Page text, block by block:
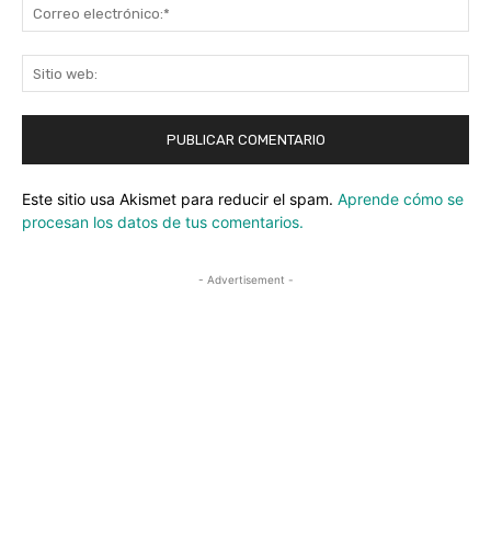
Este sitio usa Akismet para reducir el spam. Aprende cómo se
procesan los datos de tus comentarios.
- Advertisement -